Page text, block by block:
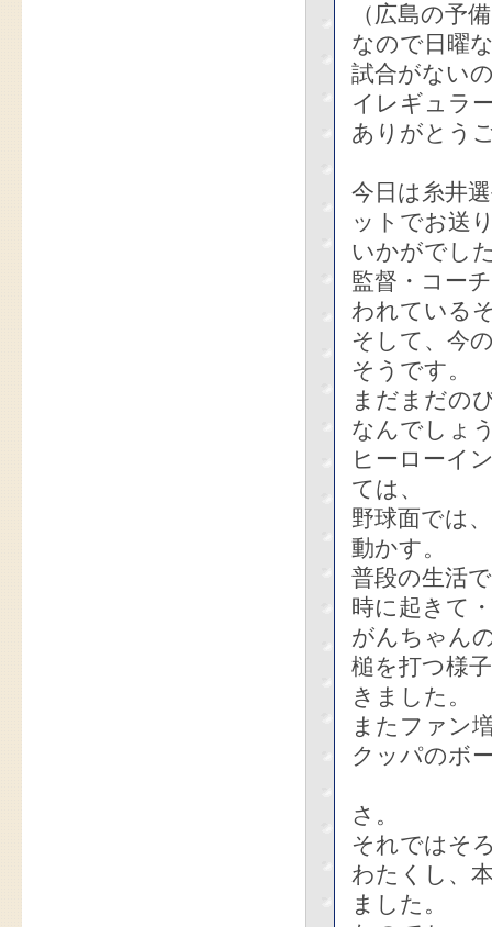
（広島の予
なので日曜
試合がない
イレギュラ
ありがとう
今日は糸井
ットでお送
いかがでし
監督・コー
われている
そして、今
そうです。
まだまだの
なんでしょ
ヒーローイ
ては、
野球面では
動かす。
普段の生活
時に起きて
がんちゃん
槌を打つ様
きました。
またファン
クッパのボ
さ。
それではそ
わたくし、
ました。